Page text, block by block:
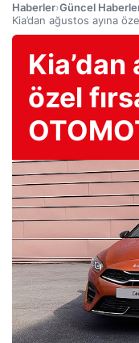
Haberler›Güncel
Kia’dan ağustos ayına
özel